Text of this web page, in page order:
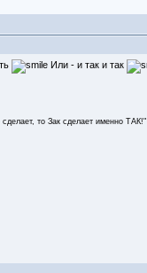
Или - и так и так
то Зак сделает именно ТАК!"